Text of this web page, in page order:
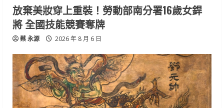
放棄美妝穿上重裝！勞動部南分署16歲女銲
將 全國技能競賽奪牌
蔡 永源 2026 年 8 月 6 日